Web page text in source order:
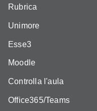
Rubrica
Unimore
Esse3
Moodle
Controlla l'aula
Office365/Teams